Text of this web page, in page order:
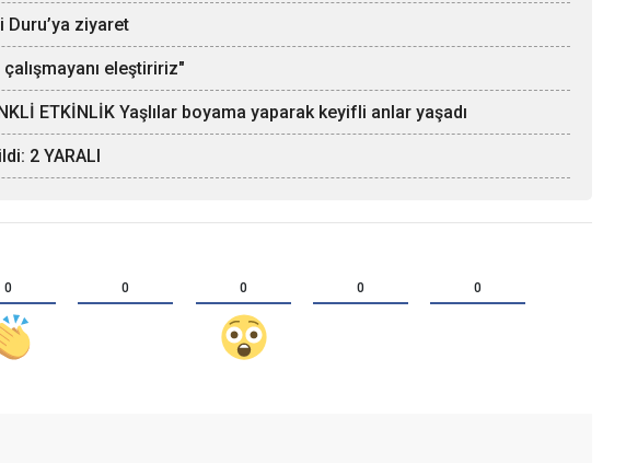
Duru’ya ziyaret
çalışmayanı eleştiririz"
ETKİNLİK Yaşlılar boyama yaparak keyifli anlar yaşadı
2 YARALI
0 0 0 0 0